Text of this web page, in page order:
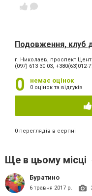
Подовження, клуб
г. Николаев, проспект
(097) 613 30 03, +380(63)012-
0 немає оцінок
0 оцінок та відгуків
0 переглядів в серпні
Ще в цьому місці
Буратино
6 травня 2017 р.